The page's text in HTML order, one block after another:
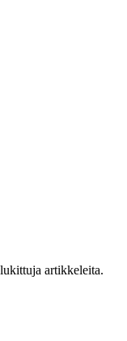
artikkeleita.